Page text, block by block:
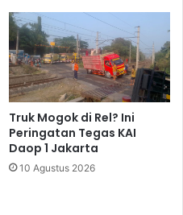
Truk Mogok di Rel? Ini
Peringatan Tegas KAI
Daop 1 Jakarta
10 Agustus 2026